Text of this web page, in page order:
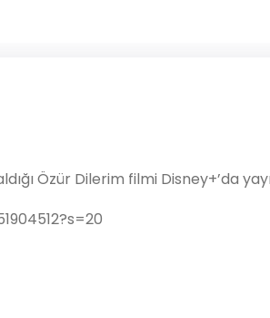
Özür Dilerim filmi Disney+’da